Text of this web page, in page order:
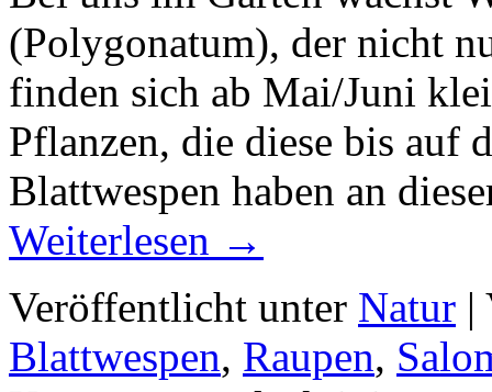
(Polygonatum), der nicht
finden sich ab Mai/Juni
Pflanzen, die diese bis auf
Blattwespen haben an
Weiterlesen →
Veröffentlicht unter Natur |
Blattwespen, Raupen,